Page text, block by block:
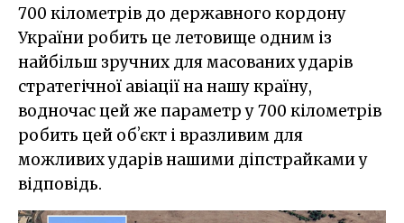
700 кілометрів до державного кордону
України робить це летовище одним із
найбільш зручних для масованих ударів
стратегічної авіації на нашу країну,
водночас цей же параметр у 700 кілометрів
робить цей обʼєкт і вразливим для
можливих ударів нашими діпстрайками у
відповідь.